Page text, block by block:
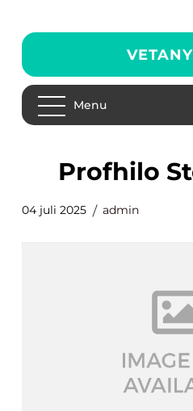
Menu
Profhilo
04 juli 2025 admin